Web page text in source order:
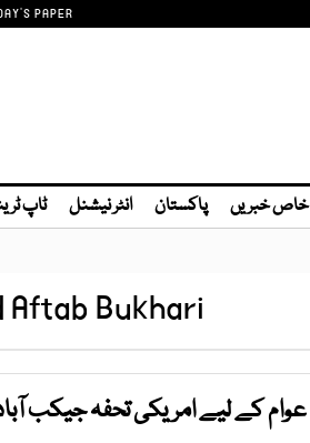
PAPER
خاص خبریں پاکستان انٹر نیشنل ٹاپ
Aftab Bukhari
عوام کے لیے امریکی تحفہ جیکب